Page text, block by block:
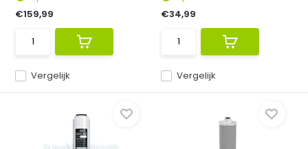
Vergelijk
€159,99
Vergelijk
€34,99